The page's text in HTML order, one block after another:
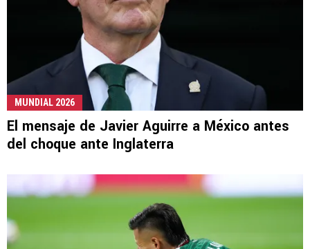
MUNDIAL 2026
El mensaje de Javier Aguirre a México antes
del choque ante Inglaterra